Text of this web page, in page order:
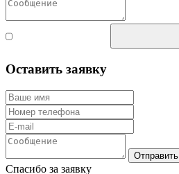
Оставить заявку
Отправить
Спасибо за заявку